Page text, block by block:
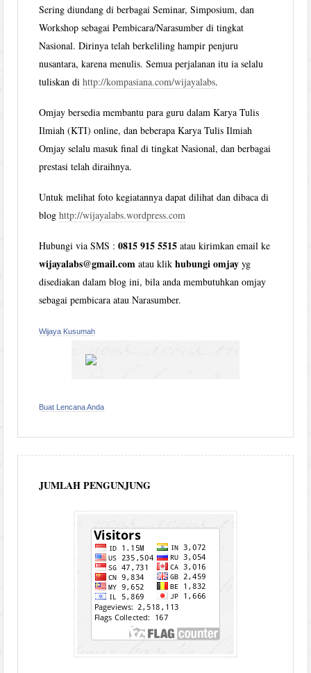
Sering diundang di berbagai Seminar, Simposium, dan
Workshop sebagai Pembicara/Narasumber di tingkat
Nasional. Dirinya telah berkeliling hampir penjuru
nusantara, karena menulis. Semua perjalanan itu ia selalu
tuliskan dihttp://kompasiana.com/wijayalabs.
Omjay bersedia membantu para guru dalam Karya Tulis
Ilmiah (KTI) online, dan beberapa Karya Tulis Ilmiah
Omjay selalu masuk final di tingkat Nasional, dan berbagai
prestasi telah diraihnya.
Untuk melihat foto kegiatannya dapat dilihat dan dibaca di
bloghttp://wijayalabs.wordpress.com
Hubungi via SMS :0815 915 5515 atau kirimkan email ke
wijayalabs@gmail.com atau klikhubungi omjay yg
disediakan dalam blog ini, bila anda membutuhkan omjay
sebagai pembicara atau Narasumber.
Wijaya Kusumah
Buat Lencana Anda
JUMLAH PENGUNJUNG